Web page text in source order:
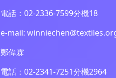
電話：02-2336-7599分機18
e-mail:
鄭偉霖
電話：02-2341-7251分機2964